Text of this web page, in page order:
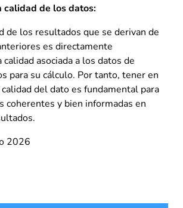
calidad de los datos:
los resultados que se derivan de
es directamente
asociada a los datos de
para su cálculo. Por tanto, tener en
del dato es fundamental para
coherentes y bien informadas en
2026